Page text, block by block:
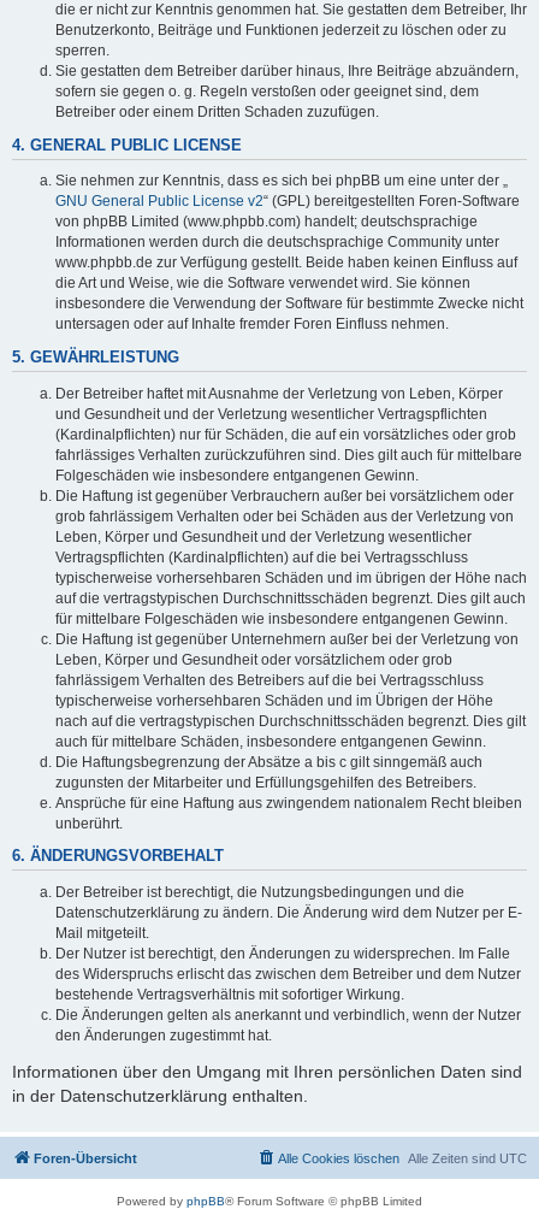
die er nicht zur Kenntnis genommen hat. Sie gestatten dem Betreiber, Ihr
Benutzerkonto, Beiträge und Funktionen jederzeit zu löschen oder zu
sperren.
Sie gestatten dem Betreiber darüber hinaus, Ihre Beiträge abzuändern,
sofern sie gegen o. g. Regeln verstoßen oder geeignet sind, dem
Betreiber oder einem Dritten Schaden zuzufügen.
4. GENERAL PUBLIC LICENSE
Sie nehmen zur Kenntnis, dass es sich bei phpBB um eine unter der „
GNU General Public License v2“ (GPL) bereitgestellten Foren-Software
von phpBB Limited (www.phpbb.com) handelt; deutschsprachige
Informationen werden durch die deutschsprachige Community unter
www.phpbb.de zur Verfügung gestellt. Beide haben keinen Einfluss auf
die Art und Weise, wie die Software verwendet wird. Sie können
insbesondere die Verwendung der Software für bestimmte Zwecke nicht
untersagen oder auf Inhalte fremder Foren Einfluss nehmen.
5. GEWÄHRLEISTUNG
Der Betreiber haftet mit Ausnahme der Verletzung von Leben, Körper
und Gesundheit und der Verletzung wesentlicher Vertragspflichten
(Kardinalpflichten) nur für Schäden, die auf ein vorsätzliches oder grob
fahrlässiges Verhalten zurückzuführen sind. Dies gilt auch für mittelbare
Folgeschäden wie insbesondere entgangenen Gewinn.
Die Haftung ist gegenüber Verbrauchern außer bei vorsätzlichem oder
grob fahrlässigem Verhalten oder bei Schäden aus der Verletzung von
Leben, Körper und Gesundheit und der Verletzung wesentlicher
Vertragspflichten (Kardinalpflichten) auf die bei Vertragsschluss
typischerweise vorhersehbaren Schäden und im übrigen der Höhe nach
auf die vertragstypischen Durchschnittsschäden begrenzt. Dies gilt auch
für mittelbare Folgeschäden wie insbesondere entgangenen Gewinn.
Die Haftung ist gegenüber Unternehmern außer bei der Verletzung von
Leben, Körper und Gesundheit oder vorsätzlichem oder grob
fahrlässigem Verhalten des Betreibers auf die bei Vertragsschluss
typischerweise vorhersehbaren Schäden und im Übrigen der Höhe
nach auf die vertragstypischen Durchschnittsschäden begrenzt. Dies gilt
auch für mittelbare Schäden, insbesondere entgangenen Gewinn.
Die Haftungsbegrenzung der Absätze a bis c gilt sinngemäß auch
zugunsten der Mitarbeiter und Erfüllungsgehilfen des Betreibers.
Ansprüche für eine Haftung aus zwingendem nationalem Recht bleiben
unberührt.
6. ÄNDERUNGSVORBEHALT
Der Betreiber ist berechtigt, die Nutzungsbedingungen und die
Datenschutzerklärung zu ändern. Die Änderung wird dem Nutzer per E-
Mail mitgeteilt.
Der Nutzer ist berechtigt, den Änderungen zu widersprechen. Im Falle
des Widerspruchs erlischt das zwischen dem Betreiber und dem Nutzer
bestehende Vertragsverhältnis mit sofortiger Wirkung.
Die Änderungen gelten als anerkannt und verbindlich, wenn der Nutzer
den Änderungen zugestimmt hat.
Informationen über den Umgang mit Ihren persönlichen Daten sind
in der Datenschutzerklärung enthalten.
Foren-Übersicht Alle Zeiten sind UTC
Alle Cookies löschen
Powered by phpBB® Forum Software © phpBB Limited